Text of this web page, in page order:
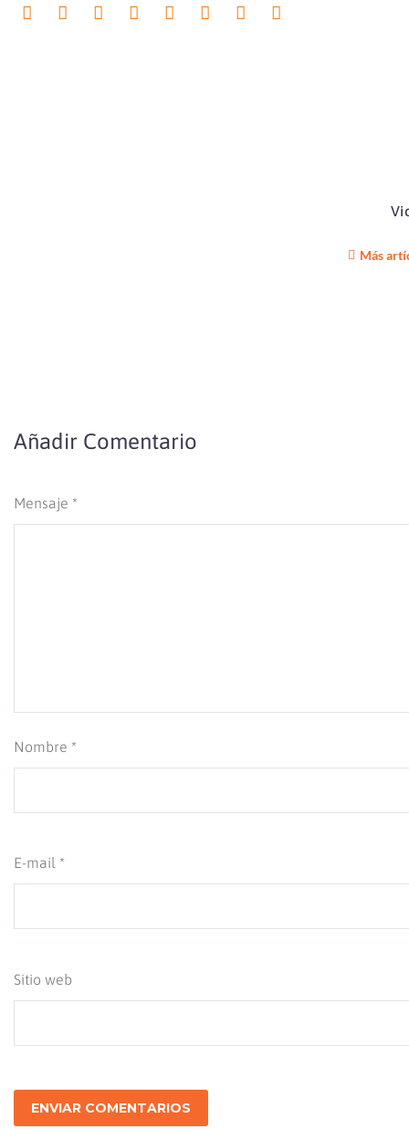
Más
Añadir Comentario
Mensaje *
Nombre *
E-mail *
Sitio web
ENVIAR COMENTARIOS